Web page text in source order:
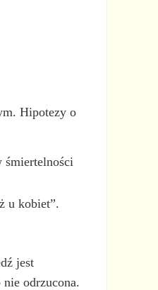
Hipotezy o
śmiertelności
u kobiet”.
jest
odrzucona.